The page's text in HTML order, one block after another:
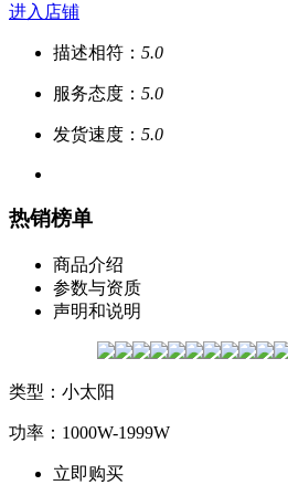
进入店铺
描述相符： 5.0
服务态度： 5.0
发货速度： 5.0
热销榜单
商品介绍
参数与资质
声明和说明
类型：小太阳
功率：1000W-1999W
立即购买